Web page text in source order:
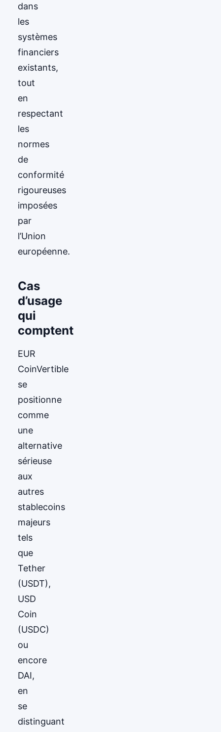
dans
les
systèmes
financiers
existants,
tout
en
respectant
les
normes
de
conformité
rigoureuses
imposées
par
l’Union
européenne.
Cas
d’usage
qui
comptent
EUR
CoinVertible
se
positionne
comme
une
alternative
sérieuse
aux
autres
stablecoins
majeurs
tels
que
Tether
(USDT),
USD
Coin
(USDC)
ou
encore
DAI,
en
se
distinguant